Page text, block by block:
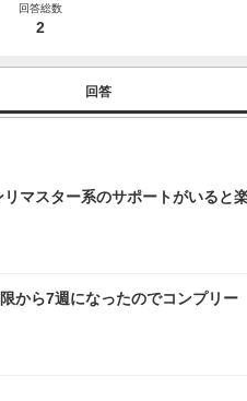
回答総数
2
回答
マスター系のサポートがいると
から7週になったのでコンプリー